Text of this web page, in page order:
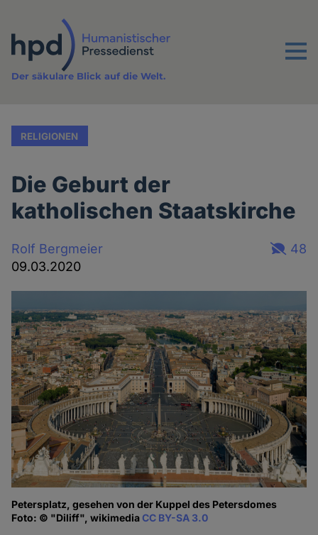
Inhalt
Menu
Der säkulare Blick auf die Welt.
RELIGIONEN
Die Geburt der
katholischen Staatskirche
Rolf Bergmeier
09.03.2020
48
Petersplatz, gesehen von der Kuppel des Petersdomes
Foto: © "Diliff", wikimediaCC BY-SA 3.0